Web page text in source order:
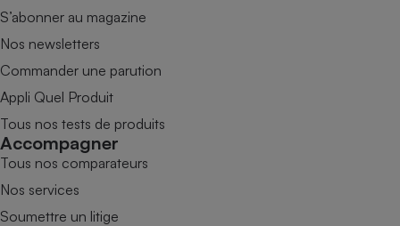
S’abonner au magazine
Nos newsletters
Commander une parution
Appli Quel Produit
Tous nos tests de produits
Accompagner
Tous nos comparateurs
Nos services
Soumettre un litige